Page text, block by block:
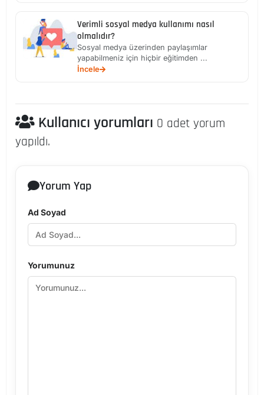
Verimli sosyal medya kullanımı nasıl
olmalıdır?
Sosyal medya üzerinden paylaşımlar
yapabilmeniz için hiçbir eğitimden ...
İncele
Kullanıcı yorumları 0 adet yorum
yapıldı.
Yorum Yap
Ad Soyad
Yorumunuz